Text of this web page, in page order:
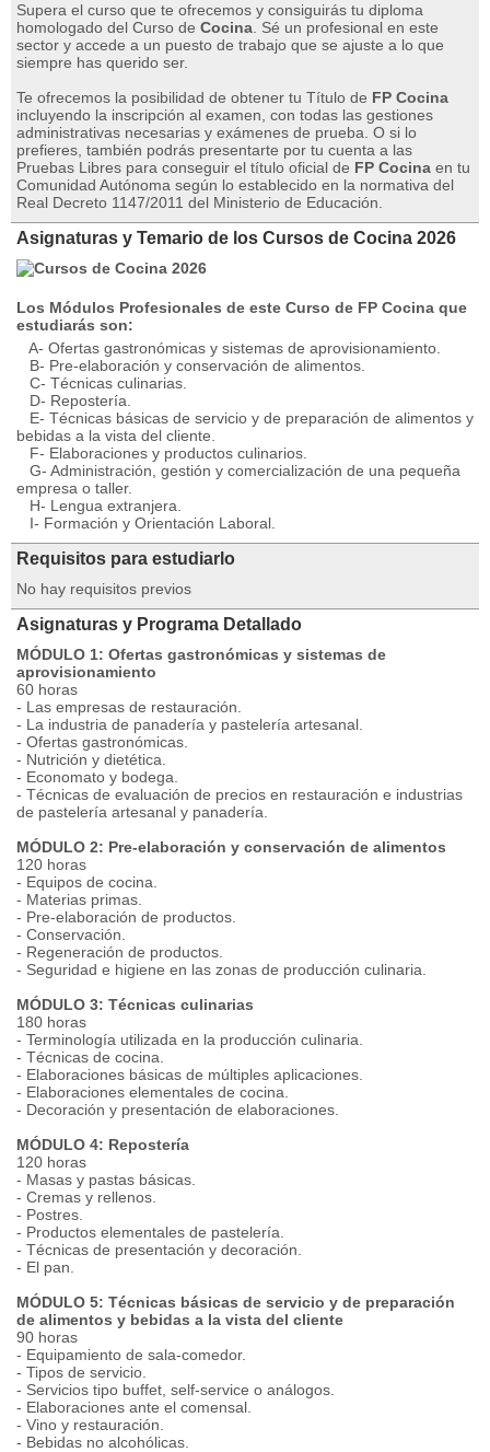
Supera el curso que te ofrecemos y consiguirás tu diploma
homologado del Curso de Cocina . Sé un profesional en este
sector y accede a un puesto de trabajo que se ajuste a lo que
siempre has querido ser.
Te ofrecemos la posibilidad de obtener tu Título de FP Cocina
incluyendo la inscripción al examen, con todas las gestiones
administrativas necesarias y exámenes de prueba. O si lo
prefieres, también podrás presentarte por tu cuenta a las
Pruebas Libres para conseguir el título oficial de FP Cocina en tu
Comunidad Autónoma según lo establecido en la normativa del
Real Decreto 1147/2011 del Ministerio de Educación.
Asignaturas y Temario de los Cursos de Cocina 2026
Los Módulos Profesionales de este Curso de FP Cocina que
estudiarás son:
A- Ofertas gastronómicas y sistemas de aprovisionamiento.
B- Pre-elaboración y conservación de alimentos.
C- Técnicas culinarias.
D- Repostería.
E- Técnicas básicas de servicio y de preparación de alimentos y
bebidas a la vista del cliente.
F- Elaboraciones y productos culinarios.
G- Administración, gestión y comercialización de una pequeña
empresa o taller.
H- Lengua extranjera.
I- Formación y Orientación Laboral.
Requisitos para estudiarlo
No hay requisitos previos
Asignaturas y Programa Detallado
MÓDULO 1: Ofertas gastronómicas y sistemas de
aprovisionamiento
60 horas
- Las empresas de restauración.
- La industria de panadería y pastelería artesanal.
- Ofertas gastronómicas.
- Nutrición y dietética.
- Economato y bodega.
- Técnicas de evaluación de precios en restauración e industrias
de pastelería artesanal y panadería.
MÓDULO 2: Pre-elaboración y conservación de alimentos
120 horas
- Equipos de cocina.
- Materias primas.
- Pre-elaboración de productos.
- Conservación.
- Regeneración de productos.
- Seguridad e higiene en las zonas de producción culinaria.
MÓDULO 3: Técnicas culinarias
180 horas
- Terminología utilizada en la producción culinaria.
- Técnicas de cocina.
- Elaboraciones básicas de múltiples aplicaciones.
- Elaboraciones elementales de cocina.
- Decoración y presentación de elaboraciones.
MÓDULO 4: Repostería
120 horas
- Masas y pastas básicas.
- Cremas y rellenos.
- Postres.
- Productos elementales de pastelería.
- Técnicas de presentación y decoración.
- El pan.
MÓDULO 5: Técnicas básicas de servicio y de preparación
de alimentos y bebidas a la vista del cliente
90 horas
- Equipamiento de sala-comedor.
- Tipos de servicio.
- Servicios tipo buffet, self-service o análogos.
- Elaboraciones ante el comensal.
- Vino y restauración.
- Bebidas no alcohólicas.